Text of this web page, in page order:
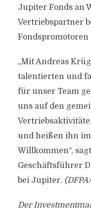
Jupiter Fonds an
Vertriebspartner
Fondspromotoren
„Mit Andreas
talentierten und
für unser Team
uns auf den
und heißen ihn
Willkommen“,
Geschäftsführer
bei Jupiter.
Der